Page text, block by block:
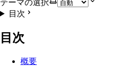
テーマの選択
目次
目次
概要